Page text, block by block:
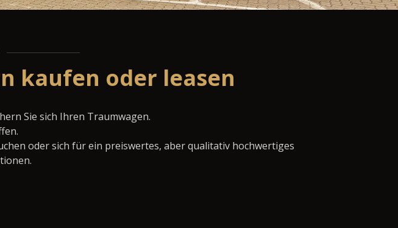
kaufen oder leasen
Sie sich Ihren Traumwagen.
oder sich für ein preiswertes, aber qualitativ hochwertiges